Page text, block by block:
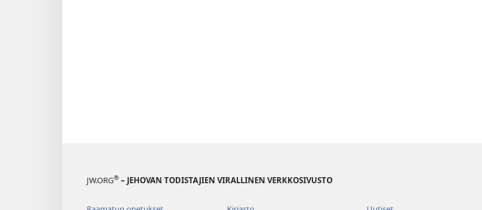
JW.ORG® – JEHOVAN TODISTAJIEN VIRALLINEN VERKKOSIVUSTO